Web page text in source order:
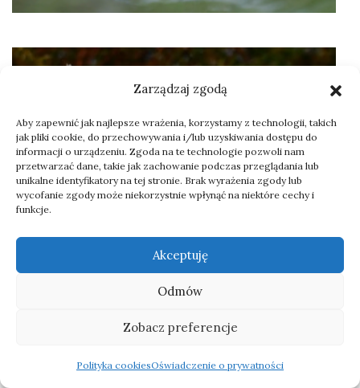
Zarządzaj zgodą
Aby zapewnić jak najlepsze wrażenia, korzystamy z technologii, takich
jak pliki cookie, do przechowywania i/lub uzyskiwania dostępu do
informacji o urządzeniu. Zgoda na te technologie pozwoli nam
przetwarzać dane, takie jak zachowanie podczas przeglądania lub
unikalne identyfikatory na tej stronie. Brak wyrażenia zgody lub
wycofanie zgody może niekorzystnie wpłynąć na niektóre cechy i
funkcje.
Akceptuję
Odmów
Zobacz preferencje
Polityka cookiesOświadczenie o prywatności
KULING – wyprawa na obóz
obrączkowania ptaków